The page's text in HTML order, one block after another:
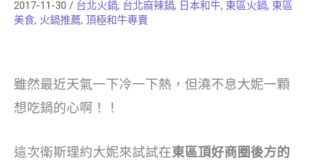
2017-11-30 / 台北火鍋, 台北麻辣鍋, 日本和牛, 東區火鍋, 東區
美食, 火鍋推薦, 頂極和牛專賣
雖然最近天氣一下冷一下熱，但澆不息大妮一顆
想吃鍋的心啊！！
這次衛斯理約大妮來試試在東區頂好商圈後方的